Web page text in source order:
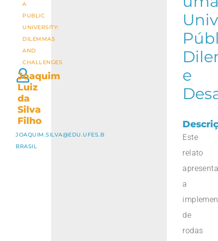
A
PUBLIC
UNIVERSITY:
DILEMMAS
AND
CHALLENGES
Joaquim
Luiz
da
Silva
Filho
JOAQUIM.SILVA@EDU.UFES.B
BRASIL
e
Este
relato
a
de
rodas